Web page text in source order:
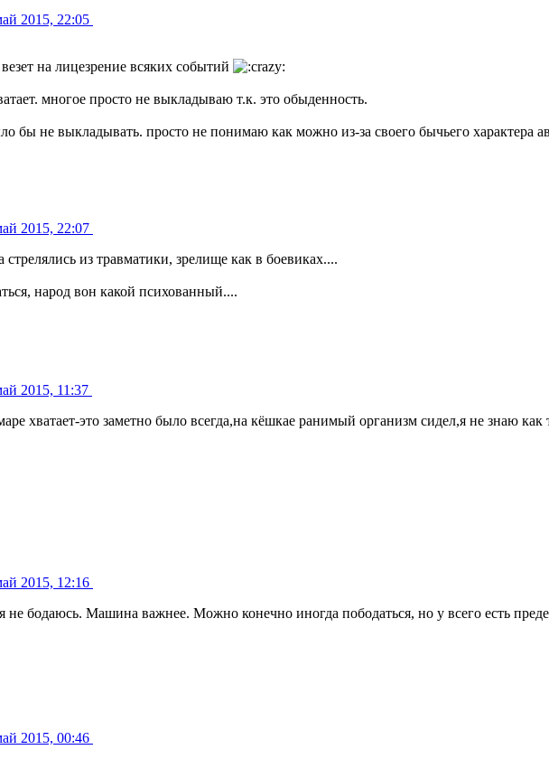
2015, 22:05
на лицезрение всяких событий
многое просто не выкладываю т.к. это обыденность.
бы не выкладывать. просто не понимаю как можно из-за своего бычьего характера
2015, 22:07
стрелялись из травматики, зрелище как в боевиках....
народ вон какой психованный....
2015, 11:37
хватает-это заметно было всегда,на кёшкае ранимый организм сидел,я не знаю
2015, 12:16
не бодаюсь. Машина важнее. Можно конечно иногда пободаться, но у всего есть
2015, 00:46